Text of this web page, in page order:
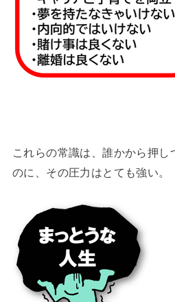
これらの常識は、誰かから押し
のに、その圧力はとても強い。